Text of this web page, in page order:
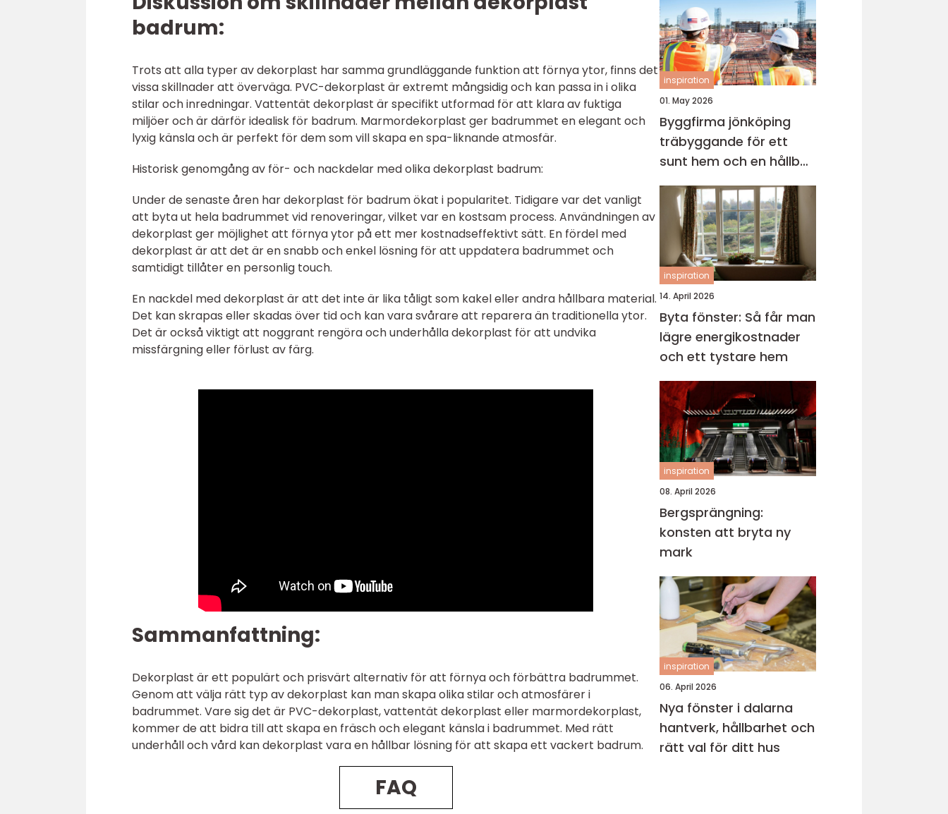
badrum:
Trots att alla typer av dekorplast har samma grundläggande funktion att förnya ytor, finns det
vissa skillnader att överväga. PVC-dekorplast är extremt mångsidig och kan passa in i olika
stilar och inredningar. Vattentät dekorplast är specifikt utformad för att klara av fuktiga
miljöer och är därför idealisk för badrum. Marmordekorplast ger badrummet en elegant och
lyxig känsla och är perfekt för dem som vill skapa en spa-liknande atmosfär.
Historisk genomgång av för- och nackdelar med olika dekorplast badrum:
Under de senaste åren har dekorplast för badrum ökat i popularitet. Tidigare var det vanligt
att byta ut hela badrummet vid renoveringar, vilket var en kostsam process. Användningen av
dekorplast ger möjlighet att förnya ytor på ett mer kostnadseffektivt sätt. En fördel med
dekorplast är att det är en snabb och enkel lösning för att uppdatera badrummet och
samtidigt tillåter en personlig touch.
En nackdel med dekorplast är att det inte är lika tåligt som kakel eller andra hållbara material.
Det kan skrapas eller skadas över tid och kan vara svårare att reparera än traditionella ytor.
Det är också viktigt att noggrant rengöra och underhålla dekorplast för att undvika
missfärgning eller förlust av färg.
Sammanfattning:
Dekorplast är ett populärt och prisvärt alternativ för att förnya och förbättra badrummet.
Genom att välja rätt typ av dekorplast kan man skapa olika stilar och atmosfärer i
badrummet. Vare sig det är PVC-dekorplast, vattentät dekorplast eller marmordekorplast,
kommer de att bidra till att skapa en fräsch och elegant känsla i badrummet. Med rätt
underhåll och vård kan dekorplast vara en hållbar lösning för att skapa ett vackert badrum.
FAQ
inspiration
01. May 2026
Byggfirma jönköping
träbyggande för ett
sunt hem och en hållbar
framtid
inspiration
14. April 2026
Byta fönster: Så får man
lägre energikostnader
och ett tystare hem
inspiration
08. April 2026
Bergsprängning:
konsten att bryta ny
mark
inspiration
06. April 2026
Nya fönster i dalarna
hantverk, hållbarhet och
rätt val för ditt hus